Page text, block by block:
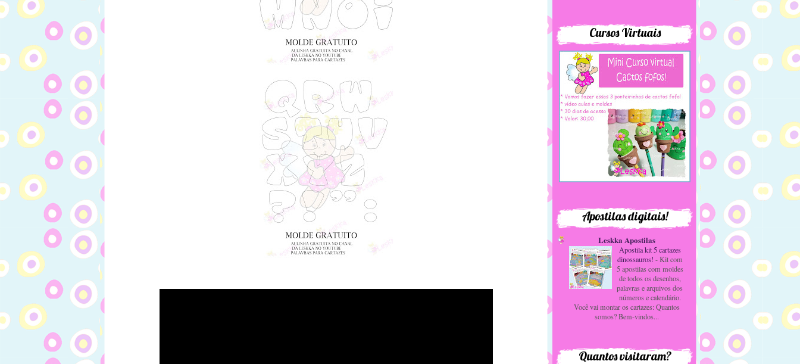
Cursos Virtuais
Apostilas digitais!
Leskka Apostilas
Apostila kit 5 cartazes
dinossauros! -Kit com
5 apostilas com moldes
de todos os desenhos,
palavras e arquivos dos
números e calendário.
Você vai montar os cartazes: Quantos
somos? Bem-vindos...
Quantos visitaram?